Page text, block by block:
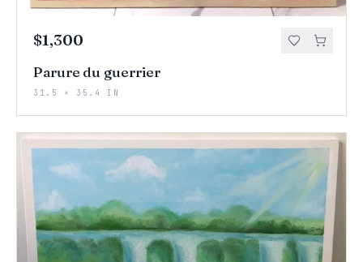
$1,300
Parure du guerrier
31.5 × 35.4 IN